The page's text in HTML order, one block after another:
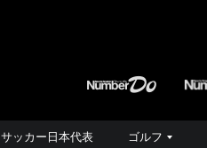
サッカー日本代表 ゴルフ